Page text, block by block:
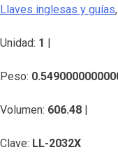
Llaves inglesas y guías,
Unidad: 1 |
Peso:
Volumen: 606.48 |
Clave: LL-2032X